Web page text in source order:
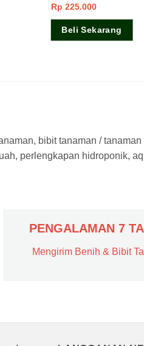
Rp 225.000
Beli Sekarang
bibit tanaman / tanaman
perlengkapan hidroponik,
PENGALAMAN 7
Mengirim Benih & Bibit